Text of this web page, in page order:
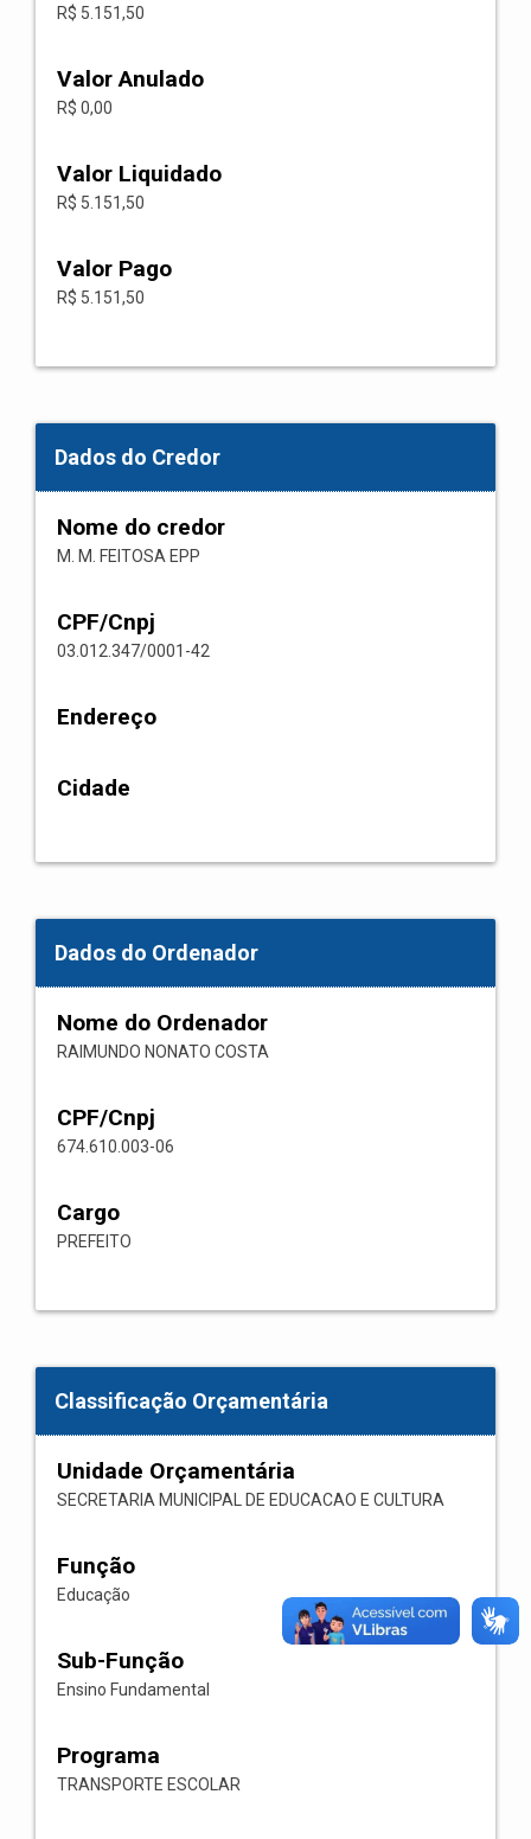
R$ 5.151,50
Valor Anulado
R$ 0,00
Valor Liquidado
R$ 5.151,50
Valor Pago
R$ 5.151,50
Dados do Credor
Nome do credor
M. M. FEITOSA EPP
CPF/Cnpj
03.012.347/0001-42
Endereço
Cidade
Dados do Ordenador
Nome do Ordenador
RAIMUNDO NONATO COSTA
CPF/Cnpj
674.610.003-06
Cargo
PREFEITO
Classificação Orçamentária
Unidade Orçamentária
SECRETARIA MUNICIPAL DE EDUCACAO E CULTURA
Função
Educação
Sub-Função
Ensino Fundamental
Programa
TRANSPORTE ESCOLAR